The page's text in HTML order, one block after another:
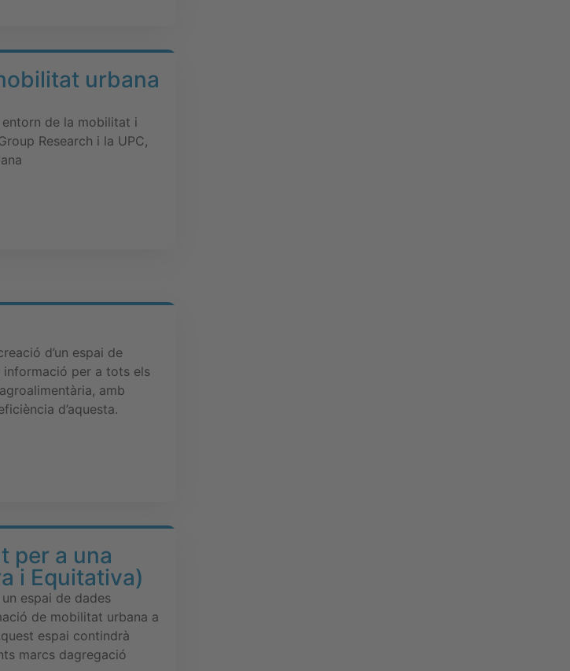
urbana
de la mobilitat i
Research i la UPC,
d’un espai de
informació per a tots els
amb
d’aquesta.
per a una
i Equitativa)
espai de dades
de mobilitat urbana a
espai contindrà
marcs dagregació